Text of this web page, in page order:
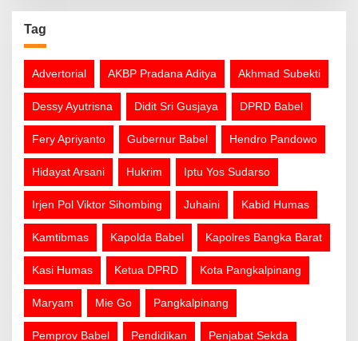
Tag
Advertorial AKBP Pradana Aditya Akhmad Subekti
Dessy Ayutrisna Didit Sri Gusjaya DPRD Babel
Fery Apriyanto Gubernur Babel Hendro Pandowo
Hidayat Arsani Hukrim Iptu Yos Sudarso
Irjen Pol Viktor Sihombing Juhaini Kabid Humas
Kamtibmas Kapolda Babel Kapolres Bangka Barat
Kasi Humas Ketua DPRD Kota Pangkalpinang
Maryam Mie Go Pangkalpinang
Pemprov Babel Pendidikan Penjabat Sekda